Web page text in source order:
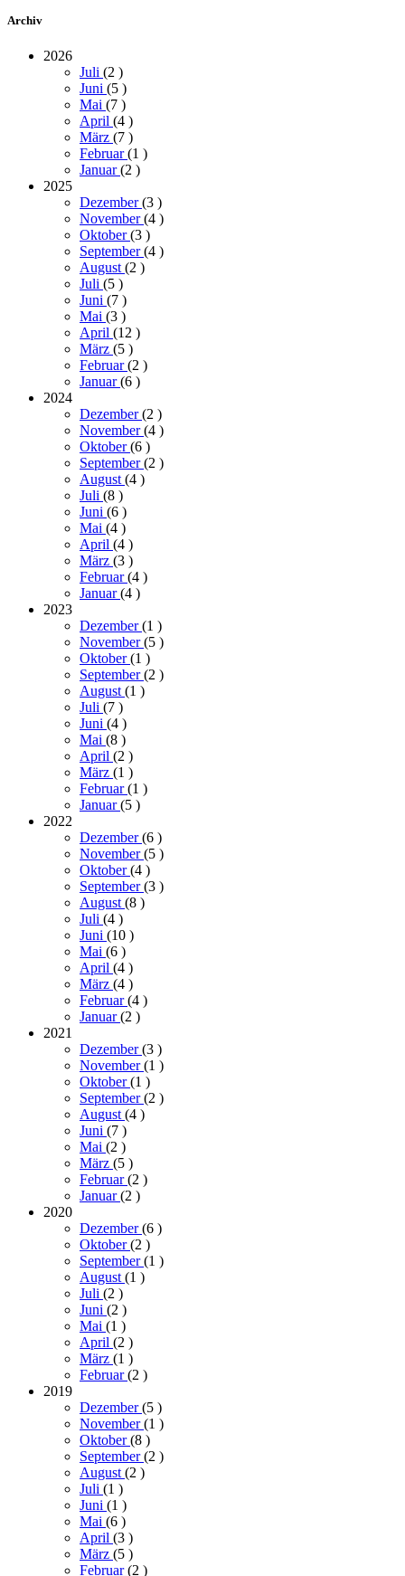
Archiv
2026
Juli (2 )
Juni (5 )
Mai (7 )
April (4 )
März (7 )
Februar(1 )
Januar(2 )
2025
Dezember(3 )
November(4 )
Oktober(3 )
September(4 )
August (2 )
Juli (5 )
Juni (7 )
Mai (3 )
April (12 )
März (5 )
Februar(2 )
Januar(6 )
2024
Dezember(2 )
November(4 )
Oktober(6 )
September(2 )
August (4 )
Juli (8 )
Juni (6 )
Mai (4 )
April (4 )
März (3 )
Februar(4 )
Januar(4 )
2023
Dezember(1 )
November(5 )
Oktober(1 )
September(2 )
August (1 )
Juli (7 )
Juni (4 )
Mai (8 )
April (2 )
März (1 )
Februar(1 )
Januar(5 )
2022
Dezember(6 )
November(5 )
Oktober(4 )
September(3 )
August (8 )
Juli (4 )
Juni (10 )
Mai (6 )
April (4 )
März (4 )
Februar(4 )
Januar(2 )
2021
Dezember(3 )
November(1 )
Oktober(1 )
September(2 )
August (4 )
Juni (7 )
Mai (2 )
März (5 )
Februar(2 )
Januar(2 )
2020
Dezember(6 )
Oktober(2 )
September(1 )
August (1 )
Juli (2 )
Juni (2 )
Mai (1 )
April (2 )
März (1 )
Februar(2 )
2019
Dezember(5 )
November(1 )
Oktober(8 )
September(2 )
August (2 )
Juli (1 )
Juni (1 )
Mai (6 )
April (3 )
März (5 )
Februar(2 )